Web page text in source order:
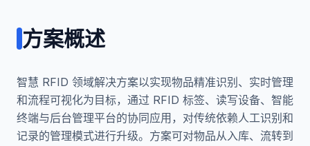
方案概述
智慧 RFID 领域解决方案以实现物品精准识别、实时管理
和流程可视化为目标，通过 RFID 标签、读写设备、智能
终端与后台管理平台的协同应用，对传统依赖人工识别和
记录的管理模式进行升级。方案可对物品从入库、流转到